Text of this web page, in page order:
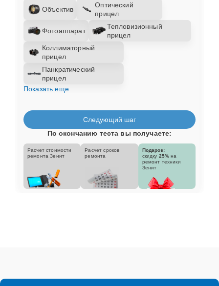
Объектив
Оптический
прицел
Фотоаппарат
Тепловизионный
прицел
Коллиматорный
прицел
Панкратический
прицел
Показать еще
Следующий шаг
По окончанию теста вы получаете:
Расчет стоимости
ремонта Зенит
Расчет сроков
ремонта
Подарок:
скидку 25% на
ремонт техники
Зенит